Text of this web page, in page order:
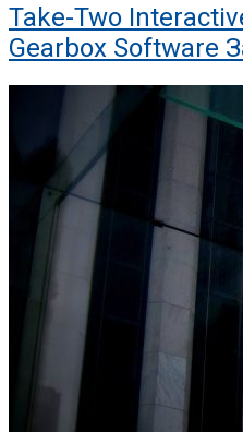
Take-Two
Gearbox Software